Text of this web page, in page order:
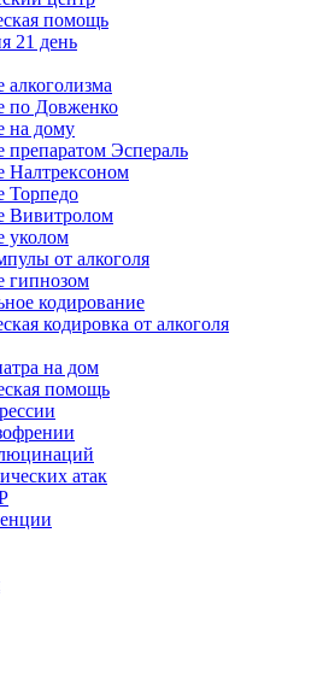
помощь
21 день
по Довженко
на дому
препаратом Эспераль
Налтрексоном
Торпедо
Вивитролом
уколом
от алкоголя
гипнозом
кодирование
кодировка от алкоголя
на дом
помощь
атак